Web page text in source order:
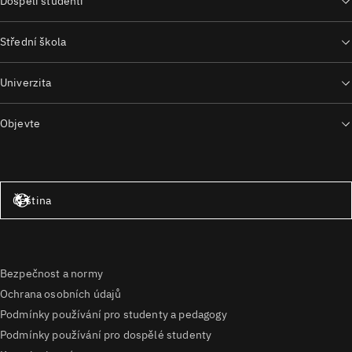
Střední škola
Univerzita
Objevte
Čeština
Bezpečnost a normy
Ochrana osobních údajů
Podmínky používání pro studenty a pedagogy
Podmínky používání pro dospělé studenty